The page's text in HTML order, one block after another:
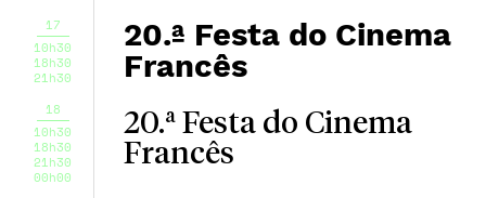
17
10h30
18h30
21h30
20.ª Festa do Cinema
Francês
18
10h30
18h30
21h30
00h00
20.ª Festa do Cinema
Francês